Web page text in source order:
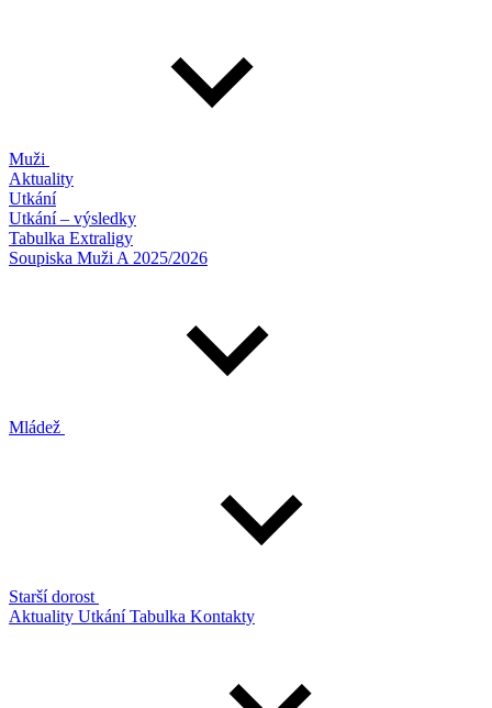
Muži
Aktuality
Utkání
Utkání – výsledky
Tabulka Extraligy
Soupiska Muži A 2025/2026
Mládež
Starší dorost
Aktuality UtkáníTabulka Kontakty